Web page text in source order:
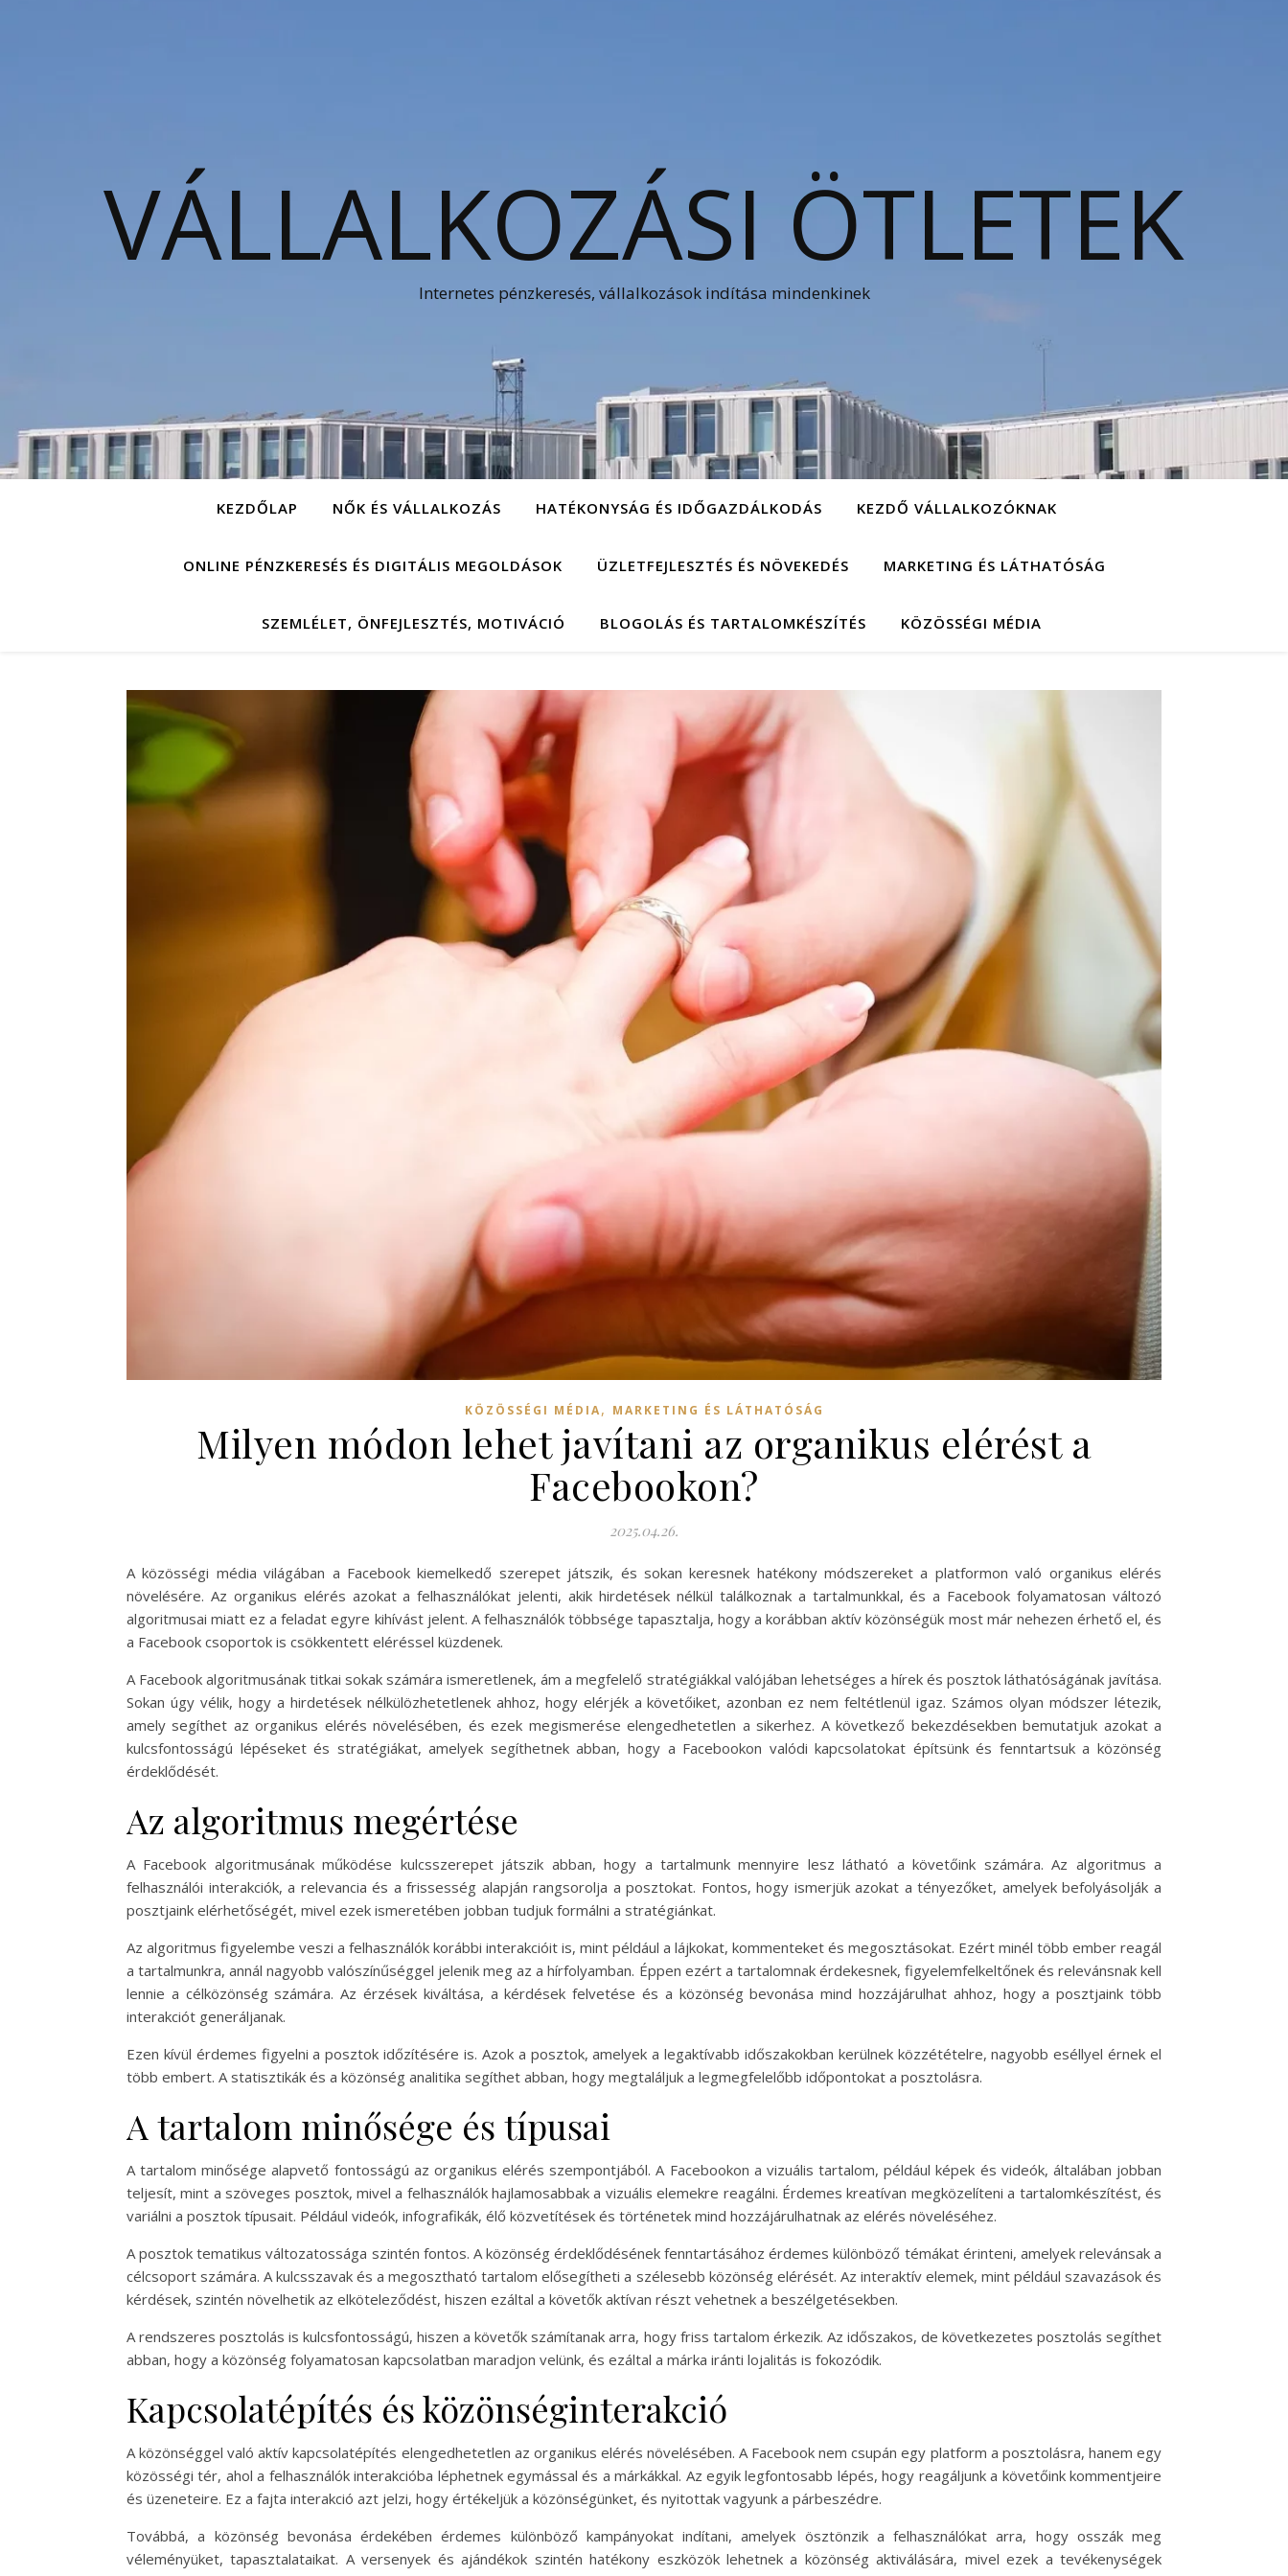
VÁLLALKOZÁSI ÖTLETEK
Internetes pénzkeresés, vállalkozások indítása mindenkinek
KEZDŐLAP NŐK ÉS VÁLLALKOZÁS HATÉKONYSÁG ÉS IDŐGAZDÁLKODÁS KEZDŐ VÁLLALKOZÓKNAK
ONLINE PÉNZKERESÉS ÉS DIGITÁLIS MEGOLDÁSOK ÜZLETFEJLESZTÉS ÉS NÖVEKEDÉS MARKETING ÉS LÁTHATÓSÁG
SZEMLÉLET, ÖNFEJLESZTÉS, MOTIVÁCIÓ BLOGOLÁS ÉS TARTALOMKÉSZÍTÉS KÖZÖSSÉGI MÉDIA
KÖZÖSSÉGI MÉDIA, MARKETING ÉS LÁTHATÓSÁG
Milyen módon lehet javítani az organikus elérést a
Facebookon?
2025.04.26.
A közösségi média világában a Facebook kiemelkedő szerepet játszik, és sokan keresnek hatékony módszereket a platformon való organikus elérés
növelésére. Az organikus elérés azokat a felhasználókat jelenti, akik hirdetések nélkül találkoznak a tartalmunkkal, és a Facebook folyamatosan változó
algoritmusai miatt ez a feladat egyre kihívást jelent. A felhasználók többsége tapasztalja, hogy a korábban aktív közönségük most már nehezen érhető el, és
a Facebook csoportok is csökkentett eléréssel küzdenek.
A Facebook algoritmusának titkai sokak számára ismeretlenek, ám a megfelelő stratégiákkal valójában lehetséges a hírek és posztok láthatóságának javítása.
Sokan úgy vélik, hogy a hirdetések nélkülözhetetlenek ahhoz, hogy elérjék a követőiket, azonban ez nem feltétlenül igaz. Számos olyan módszer létezik,
amely segíthet az organikus elérés növelésében, és ezek megismerése elengedhetetlen a sikerhez. A következő bekezdésekben bemutatjuk azokat a
kulcsfontosságú lépéseket és stratégiákat, amelyek segíthetnek abban, hogy a Facebookon valódi kapcsolatokat építsünk és fenntartsuk a közönség
érdeklődését.
Az algoritmus megértése
A Facebook algoritmusának működése kulcsszerepet játszik abban, hogy a tartalmunk mennyire lesz látható a követőink számára. Az algoritmus a
felhasználói interakciók, a relevancia és a frissesség alapján rangsorolja a posztokat. Fontos, hogy ismerjük azokat a tényezőket, amelyek befolyásolják a
posztjaink elérhetőségét, mivel ezek ismeretében jobban tudjuk formálni a stratégiánkat.
Az algoritmus figyelembe veszi a felhasználók korábbi interakcióit is, mint például a lájkokat, kommenteket és megosztásokat. Ezért minél több ember reagál
a tartalmunkra, annál nagyobb valószínűséggel jelenik meg az a hírfolyamban. Éppen ezért a tartalomnak érdekesnek, figyelemfelkeltőnek és relevánsnak kell
lennie a célközönség számára. Az érzések kiváltása, a kérdések felvetése és a közönség bevonása mind hozzájárulhat ahhoz, hogy a posztjaink több
interakciót generáljanak.
Ezen kívül érdemes figyelni a posztok időzítésére is. Azok a posztok, amelyek a legaktívabb időszakokban kerülnek közzétételre, nagyobb eséllyel érnek el
több embert. A statisztikák és a közönség analitika segíthet abban, hogy megtaláljuk a legmegfelelőbb időpontokat a posztolásra.
A tartalom minősége és típusai
A tartalom minősége alapvető fontosságú az organikus elérés szempontjából. A Facebookon a vizuális tartalom, például képek és videók, általában jobban
teljesít, mint a szöveges posztok, mivel a felhasználók hajlamosabbak a vizuális elemekre reagálni. Érdemes kreatívan megközelíteni a tartalomkészítést, és
variálni a posztok típusait. Például videók, infografikák, élő közvetítések és történetek mind hozzájárulhatnak az elérés növeléséhez.
A posztok tematikus változatossága szintén fontos. A közönség érdeklődésének fenntartásához érdemes különböző témákat érinteni, amelyek relevánsak a
célcsoport számára. A kulcsszavak és a megosztható tartalom elősegítheti a szélesebb közönség elérését. Az interaktív elemek, mint például szavazások és
kérdések, szintén növelhetik az elköteleződést, hiszen ezáltal a követők aktívan részt vehetnek a beszélgetésekben.
A rendszeres posztolás is kulcsfontosságú, hiszen a követők számítanak arra, hogy friss tartalom érkezik. Az időszakos, de következetes posztolás segíthet
abban, hogy a közönség folyamatosan kapcsolatban maradjon velünk, és ezáltal a márka iránti lojalitás is fokozódik.
Kapcsolatépítés és közönséginterakció
A közönséggel való aktív kapcsolatépítés elengedhetetlen az organikus elérés növelésében. A Facebook nem csupán egy platform a posztolásra, hanem egy
közösségi tér, ahol a felhasználók interakcióba léphetnek egymással és a márkákkal. Az egyik legfontosabb lépés, hogy reagáljunk a követőink kommentjeire
és üzeneteire. Ez a fajta interakció azt jelzi, hogy értékeljük a közönségünket, és nyitottak vagyunk a párbeszédre.
Továbbá, a közönség bevonása érdekében érdemes különböző kampányokat indítani, amelyek ösztönzik a felhasználókat arra, hogy osszák meg
véleményüket, tapasztalataikat. A versenyek és ajándékok szintén hatékony eszközök lehetnek a közönség aktiválására, mivel ezek a tevékenységek